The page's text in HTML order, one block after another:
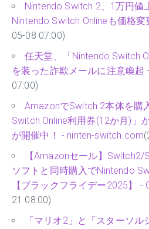
Nintendo Switch 2、1万円値
Nintendo Switch Onlineも価格変
05-08 07:00)
任天堂、「Nintendo Switch
を装った詐欺メールに注意喚起
07:00)
AmazonでSwitch 2本体を購
Switch Online利用券(12か月)」
が開催中！ - ninten-switch.com
【Amazonセール】
ソフトと同時購入でNintendo
【ブラックフライデー2025】 -
21 08:00)
「マリオ2」と「スターソ